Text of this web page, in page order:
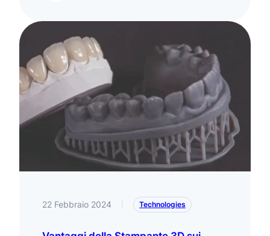
22 Febbraio 2024 Technologies